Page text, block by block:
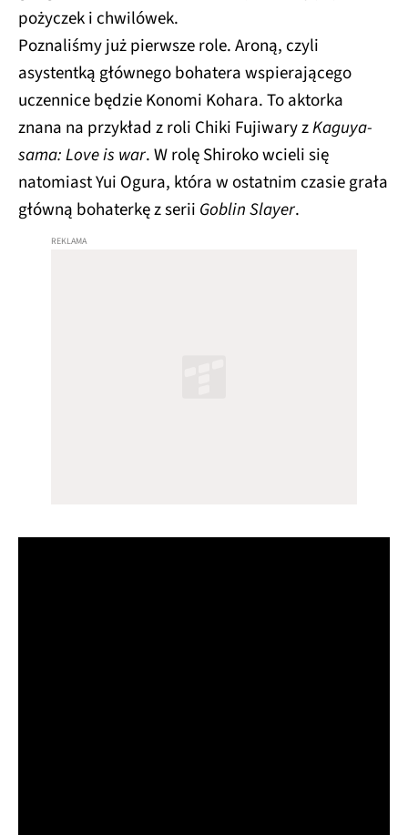
pożyczek i chwilówek.
Poznaliśmy już pierwsze role. Aroną, czyli
asystentką głównego bohatera wspierającego
uczennice będzie Konomi Kohara. To aktorka
znana na przykład z roli Chiki Fujiwary zKaguya-
sama: Love is war. W rolę Shiroko wcieli się
natomiast Yui Ogura, która w ostatnim czasie grała
główną bohaterkę z serii Goblin Slayer.